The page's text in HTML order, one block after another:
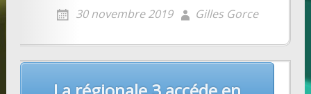
30 novembre 2019 Gilles Gorce
Post